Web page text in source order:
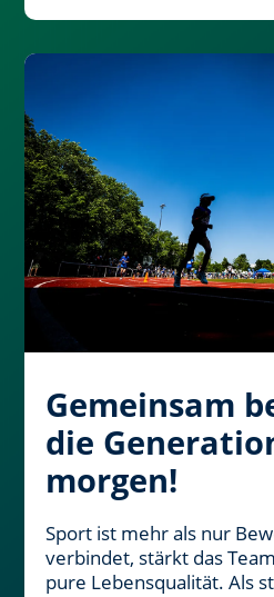
Gemeinsam
die
morgen!
Sport ist mehr als nur
verbindet, stärkt das
pure Lebensqualität. Als